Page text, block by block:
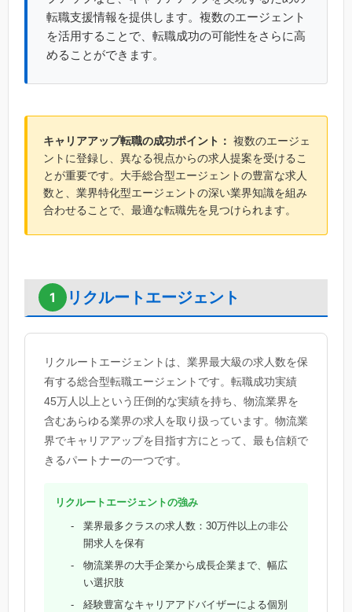
転職支援情報を提供します。複数のエージェント
を活用することで、転職成功の可能性をさらに高
めることができます。
キャリアアップ転職の成功ポイント： 複数のエージェ
ントに登録し、異なる視点からの求人提案を受けるこ
とが重要です。大手総合型エージェントの豊富な求人
数と、業界特化型エージェントの深い業界知識を組み
合わせることで、最適な転職先を見つけられます。
1 リクルートエージェント
リクルートエージェントは、業界最大級の求人数を保
有する総合型転職エージェントです。転職成功実績
45万人以上という圧倒的な実績を持ち、物流業界を
含むあらゆる業界の求人を取り扱っています。物流業
界でキャリアアップを目指す方にとって、最も信頼で
きるパートナーの一つです。
リクルートエージェントの強み
業界最多クラスの求人数：30万件以上の非公
開求人を保有
物流業界の大手企業から成長企業まで、幅広
い選択肢
経験豊富なキャリアアドバイザーによる個別